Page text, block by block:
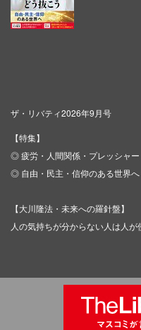
ザ・リバティ2026年9月号
【特集】
◎ 疲労・人間関係・プレッシャー
◎ 自由・民主・信仰のある世界へ
【大川隆法・未来への羅針盤】
人の気持ちが分からない人は人が